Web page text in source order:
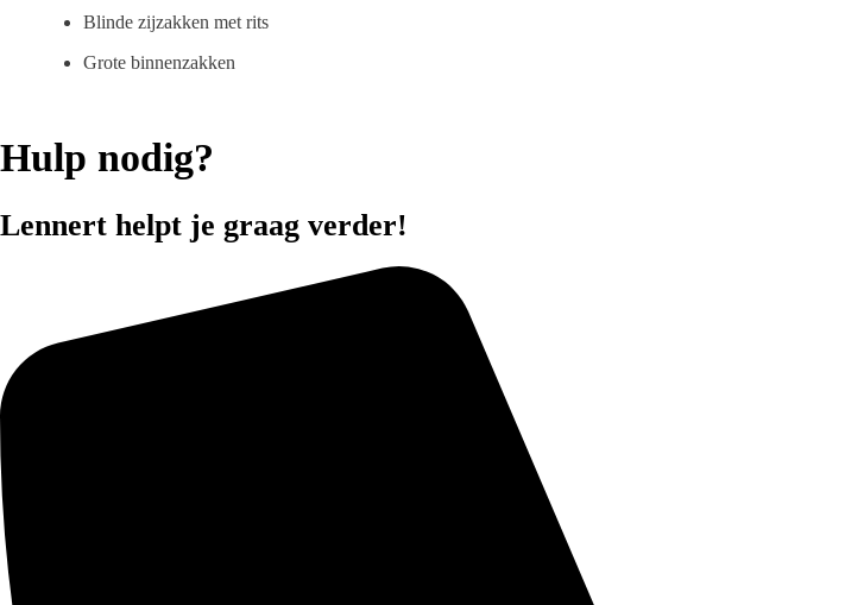
Blinde zijzakken met rits
Grote binnenzakken
Hulp nodig?
Lennert helpt je graag verder!